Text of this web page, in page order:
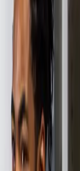
— a sociedade
a valores
com empresas
nas práticas
— há uma
compromisso
empresas precisam
consumidores
nos